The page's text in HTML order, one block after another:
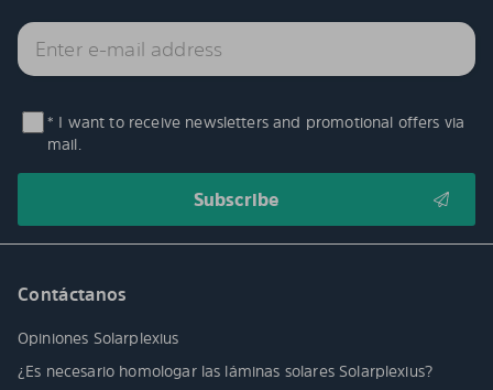
* I want to receive newsletters and promotional offers via
mail.
Contáctanos
Opiniones Solarplexius
¿Es necesario homologar las láminas solares Solarplexius?